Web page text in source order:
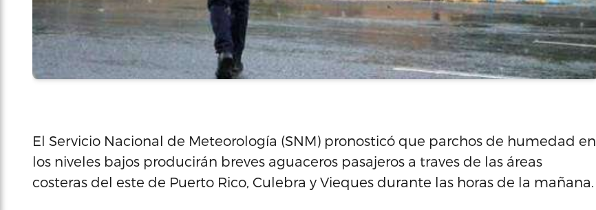
El Servicio Nacional de Meteorología (SNM) pronosticó que parchos de humedad en
los niveles bajos producirán breves aguaceros pasajeros a traves de las áreas
costeras del este de Puerto Rico, Culebra y Vieques durante las horas de la mañana.